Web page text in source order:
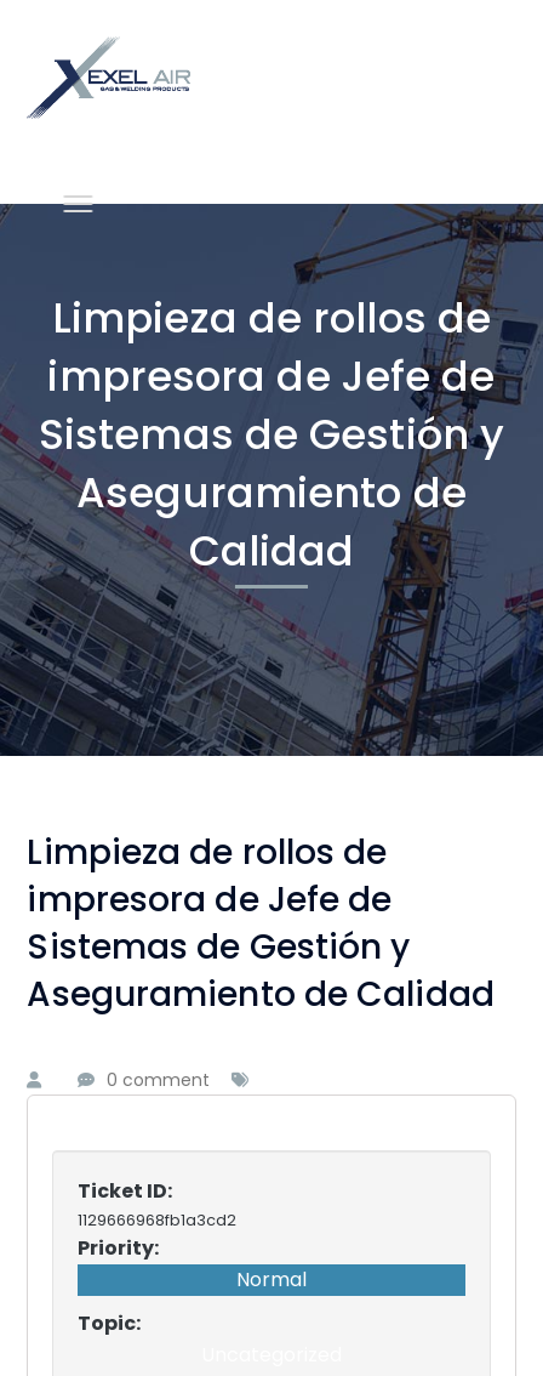
Limpieza de rollos de
impresora de Jefe de
Sistemas de Gestión y
Aseguramiento de
Calidad
Limpieza de rollos de
impresora de Jefe de
Sistemas de Gestión y
Aseguramiento de Calidad
0 comment
Ticket ID:
1129666968fb1a3cd2
Priority:
Normal
Topic: